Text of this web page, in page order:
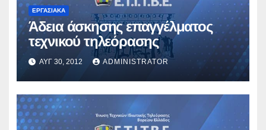
ΕΡΓΑΣΙΑΚΆ
Άδεια άσκησης επαγγέλματος
τεχνικού τηλεόρασης
ΑΥΓ 30, 2012 ADMINISTRATOR